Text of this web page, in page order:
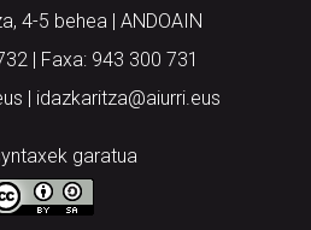
4-5 behea | ANDOAIN
| Faxa: 943 300 731
| idazkaritza@aiurri.eus
garatua